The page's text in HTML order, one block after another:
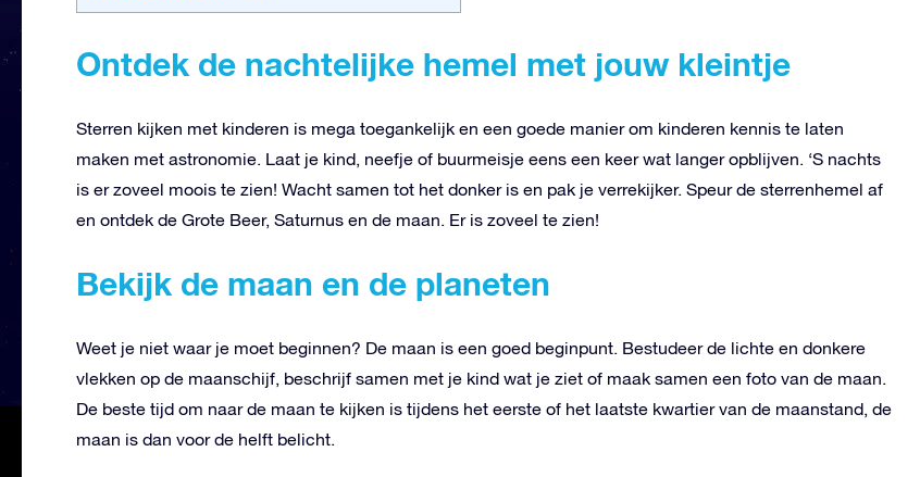
Ontdek de nachtelijke hemel met jouw kleintje
Sterren kijken met kinderen is mega toegankelijk en een goede manier om kinderen kennis te laten
maken met astronomie. Laat je kind, neefje of buurmeisje eens een keer wat langer opblijven. ‘S nachts
is er zoveel moois te zien! Wacht samen tot het donker is en pak je verrekijker. Speur de sterrenhemel af
en ontdek de Grote Beer, Saturnus en de maan. Er is zoveel te zien!
Bekijk de maan en de planeten
Weet je niet waar je moet beginnen? De maan is een goed beginpunt. Bestudeer de lichte en donkere
vlekken op de maanschijf, beschrijf samen met je kind wat je ziet of maak samen een foto van de maan.
De beste tijd om naar de maan te kijken is tijdens het eerste of het laatste kwartier van de maanstand, de
maan is dan voor de helft belicht.